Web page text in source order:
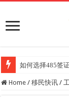
如何选择485签
2025年《澳洲
Home / 移民快讯 /